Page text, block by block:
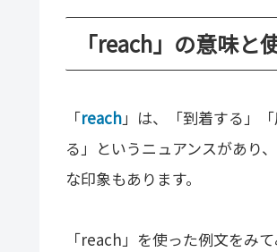
「reach」の意味と
「reach」は、「到着する」
る」というニュアンスがあり
な印象もあります。
「reach」を使った例文をみて